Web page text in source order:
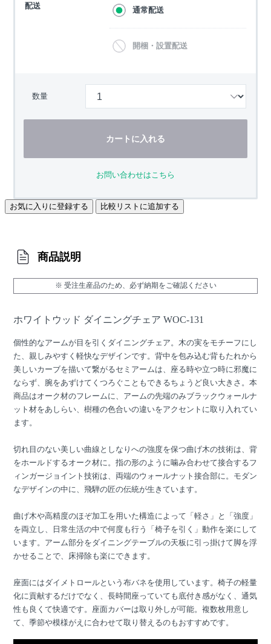
配送 通常配送
開梱・設置配送
数量
カートに入れる
お問い合わせはこちら
お気に入りに登録する 比較リストに追加する
商品説明
※ 受注生産品のため、必ず納期をご確認ください
ホワイトウッド ダイニングチェア WOC-131
個性的なアームが目を引くダイニングチェア。木の実をモチーフにし
た、親しみやすく軽快なデザインです。背中を包み込む背もたれから
美しいカーブを描いて繋がるセミアームは、座る時や立つ時に邪魔に
ならず、腕をあずけてくつろぐこともできるちょうど良い大きさ。本
商品はオーク材のフレームに、アームの先端のみブラックウォールナ
ット材をあしらい、樹種の色合いの違いをアクセントに取り入れてい
ます。
切れ目のない美しい曲線としなりへの強度を保つ曲げ木の技術は、背
をホールドするオーク材に。指の形のように噛み合わせて接合するフ
ィンガージョイント技術は、両端のウォールナット接合部に。モダン
なデザインの中に、飛騨の匠の伝統が生きています。
曲げ木や高精度のほぞ加工を用いた構造によって「軽さ」と「強度」
を両立し、日常生活の中で何度も行う「椅子を引く」動作を楽にして
います。アーム部分をダイニングテーブルの天板に引っ掛けて脚を浮
かせることで、床掃除も楽にできます。
座面にはダイメトロールという布バネを使用しています。椅子の軽量
化に貢献するだけでなく、長時間座っていても底付き感がなく、通気
性も良くて快適です。座面カバーは取り外しが可能。複数枚用意し
て、季節や模様がえに合わせて取り替えるのもおすすめです。